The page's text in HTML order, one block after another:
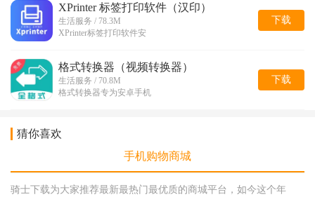
XPrinter 标签打印软件（汉印）
生活服务 / 78.3M
XPrinter标签打印软件安
下载
格式转换器（视频转换器）
生活服务 / 70.8M
格式转换器专为安卓手机
下载
猜你喜欢
手机购物商城
骑士下载为大家推荐最新最热门最优质的商城平台，如今这个年